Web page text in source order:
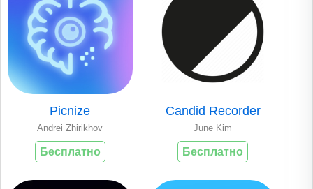
Picnize
Andrei Zhirikhov
Бесплатно
Candid Recorder
June Kim
Бесплатно